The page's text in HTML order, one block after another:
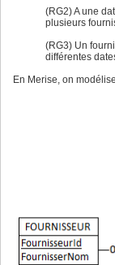
(RG2) A une
plusieurs
(RG3) Un
différentes
En Merise, on